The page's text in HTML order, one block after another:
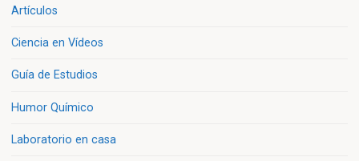
Artículos
Ciencia en Vídeos
Guía de Estudios
Humor Químico
Laboratorio en casa